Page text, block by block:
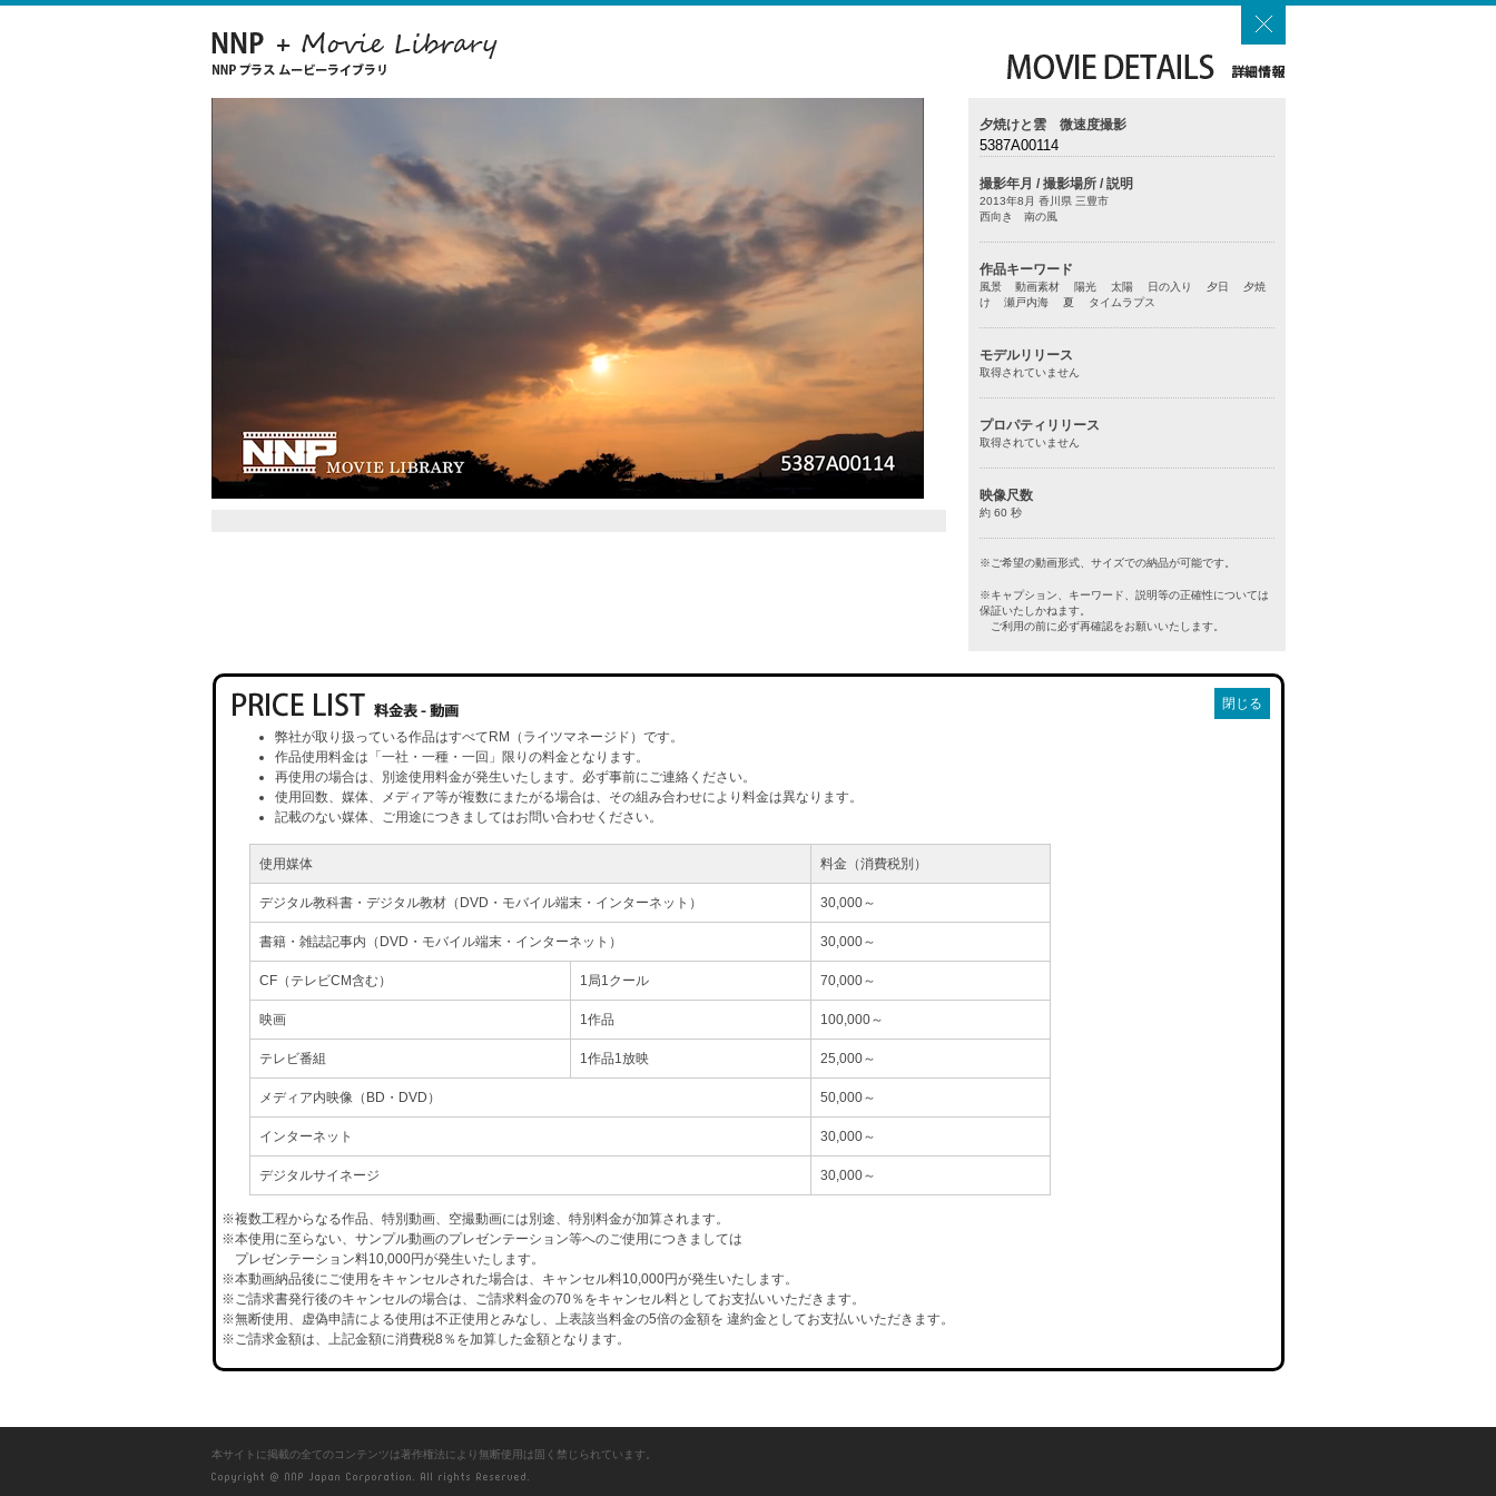
夕焼けと雲 微速度撮影
5387A00114
撮影年月 / 撮影場所 / 説明
2013年8月 香川県 三豊市
西向き 南の風
作品キーワード
風景 動画素材 陽光 太陽 日の入り 夕日 夕焼
け 瀬戸内海 夏 タイムラプス
モデルリリース
取得されていません
プロパティリリース
取得されていません
映像尺数
約 60 秒
※ご希望の動画形式、サイズでの納品が可能です。
※キャプション、キーワード、説明等の正確性については
保証いたしかねます。
ご利用の前に必ず再確認をお願いいたします。
閉じる
弊社が取り扱っている作品はすべてRM（ライツマネージド）です。
作品使用料金は「一社・一種・一回」限りの料金となります。
再使用の場合は、別途使用料金が発生いたします。必ず事前にご連絡ください。
使用回数、媒体、メディア等が複数にまたがる場合は、その組み合わせにより料金は異なります。
記載のない媒体、ご用途につきましてはお問い合わせください。
使用媒体 料金（消費税別）
デジタル教科書・デジタル教材（DVD・モバイル端末・インターネット） 30,000～
書籍・雑誌記事内（DVD・モバイル端末・インターネット） 30,000～
CF（テレビCM含む） 1局1クール 70,000～
映画 1作品 100,000～
テレビ番組 1作品1放映 25,000～
メディア内映像（BD・DVD） 50,000～
インターネット 30,000～
デジタルサイネージ 30,000～
※複数工程からなる作品、特別動画、空撮動画には別途、特別料金が加算されます。
※本使用に至らない、サンプル動画のプレゼンテーション等へのご使用につきましては
プレゼンテーション料10,000円が発生いたします。
※本動画納品後にご使用をキャンセルされた場合は、キャンセル料10,000円が発生いたします。
※ご請求書発行後のキャンセルの場合は、ご請求料金の70％をキャンセル料としてお支払いいただきます。
※無断使用、虚偽申請による使用は不正使用とみなし、上表該当料金の5倍の金額を 違約金としてお支払いいただきます。
※ご請求金額は、上記金額に消費税8％を加算した金額となります。
本サイトに掲載の全てのコンテンツは著作権法により無断使用は固く禁じられています。